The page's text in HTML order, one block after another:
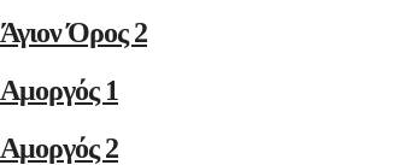
Άγιον Όρος 2
Αμοργός 1
Αμοργός 2